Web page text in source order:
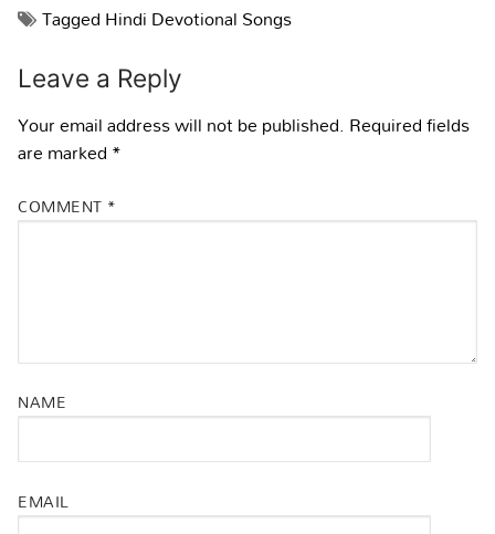
TaggedHindi Devotional Songs
Leave a Reply
Your email address will not be published. Required fields
are marked*
COMMENT *
NAME
EMAIL